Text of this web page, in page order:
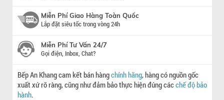
Miễn Phí Giao Hàng Toàn Quốc
Lắp đặt siêu tốc trong vòng 24h
Miễn Phí Tư Vấn 24/7
Gọi điện, Inbox, Chat?
Bếp An Khang cam kết bán hàngchính hãng, hàng có nguồn gốc
xuất xứ rõ ràng, cũng như đảm bảo thực hiện đúng cácchế độ bảo
hành.